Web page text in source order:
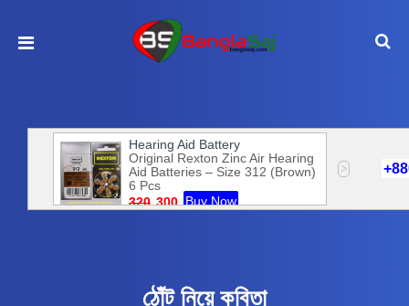
ঠোঁট নিয়ে কবিতা